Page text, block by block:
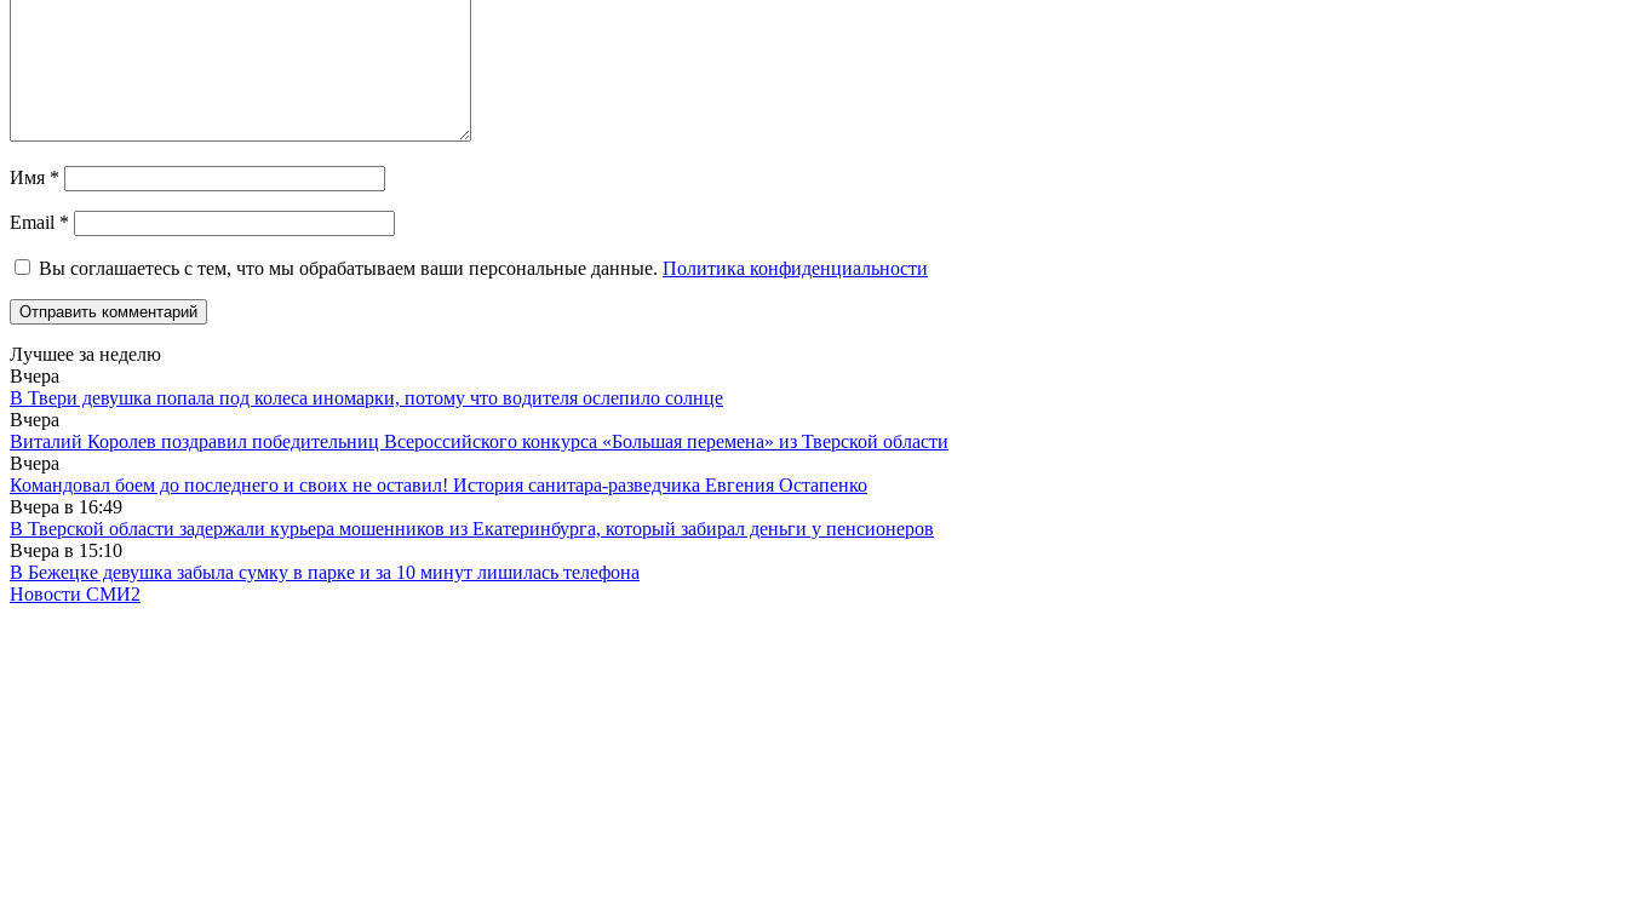
Имя *
Email *
Вы соглашаетесь с тем, что мы обрабатываем ваши персональные данные. Политика конфиденциальности
Лучшее за неделю
Вчера
В Твери девушка попала под колеса иномарки, потому что водителя ослепило солнце
Вчера
Виталий Королев поздравил победительниц Всероссийского конкурса «Большая перемена» из Тверской области
Вчера
Командовал боем до последнего и своих не оставил! История санитара-разведчика Евгения Остапенко
Вчера в 16:49
В Тверской области задержали курьера мошенников из Екатеринбурга, который забирал деньги у пенсионеров
Вчера в 15:10
В Бежецке девушка забыла сумку в парке и за 10 минут лишилась телефона
Новости СМИ2